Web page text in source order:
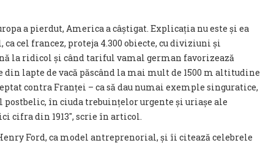
a pierdut, America a câștigat. Explicația nu este și ea
cel francez, proteja 4.300 obiecte, cu diviziuni și
la ridicol și când tariful vamal german favorizează
lapte de vacă păscând la mai mult de 1500 m altitudine
contra Franței – ca să dau numai exemple singuratice,
postbelic, în ciuda trebuințelor urgente și uriașe ale
cifra din 1913″, scrie în articol.
Ford, ca model antreprenorial, și îi citează celebrele